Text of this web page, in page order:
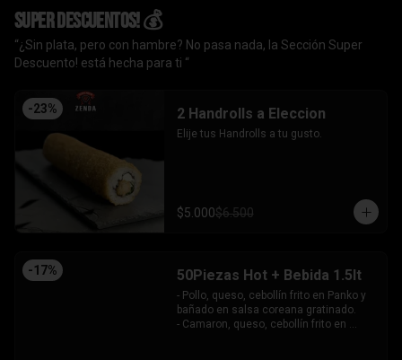
SUPER DESCUENTOS! 💰
“¿Sin plata, pero con hambre? No pasa nada, la Sección Super
Descuento! está hecha para ti “
-23% 2 Handrolls a Eleccion
Elije tus Handrolls a tu gusto.
$5.000$6.500
-17% 50Piezas Hot + Bebida 1.5lt
- Pollo, queso, cebollín frito en Panko y
bañado en salsa coreana gratinado.
- Camaron, queso, cebollín frito en